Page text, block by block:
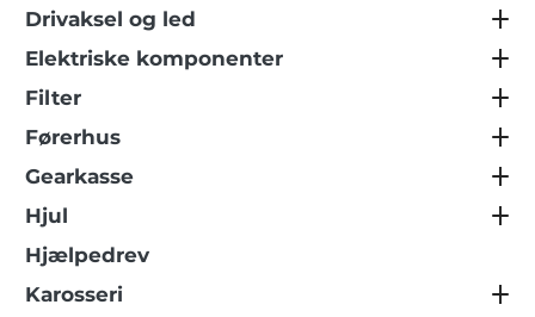
Drivaksel og led
Elektriske komponenter
Filter
Førerhus
Gearkasse
Hjul
Hjælpedrev
Karosseri